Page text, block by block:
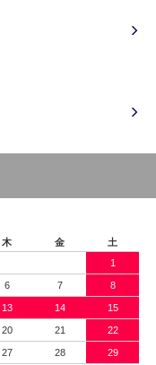
木 金
土
1
6 7 8
13 14 15
20 21 22
27 28 29